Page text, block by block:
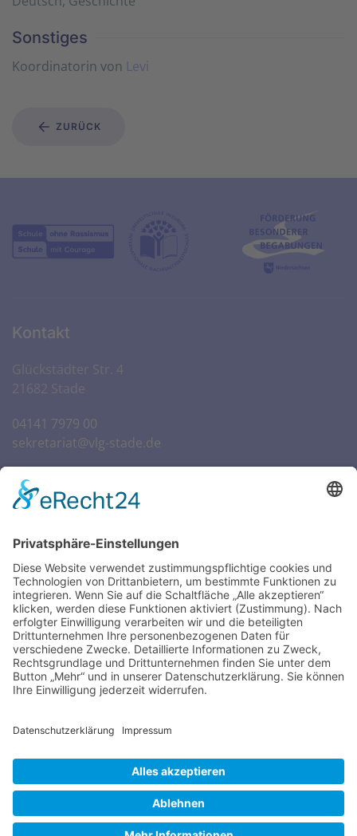
Sonstiges
Koordinatorin von Levi
ZURÜCK
Kontakt
04141 7979 00
sekretariat@vlg-stade.de
Öffnungszeiten Sekretariat
SCHULWOCHEN:
Mo. – Do.
07:30 – 16:00 Uhr
Fr.
07:30 – 14:00 Uhr
Datenschutz | Cookie-Einstellungen